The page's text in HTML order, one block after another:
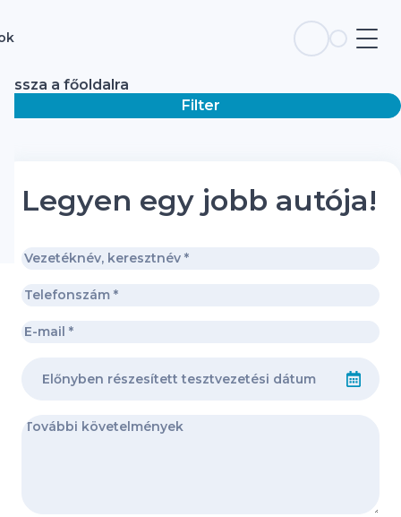
Vissza a főoldalra
Filter
Legyen egy jobb autója!